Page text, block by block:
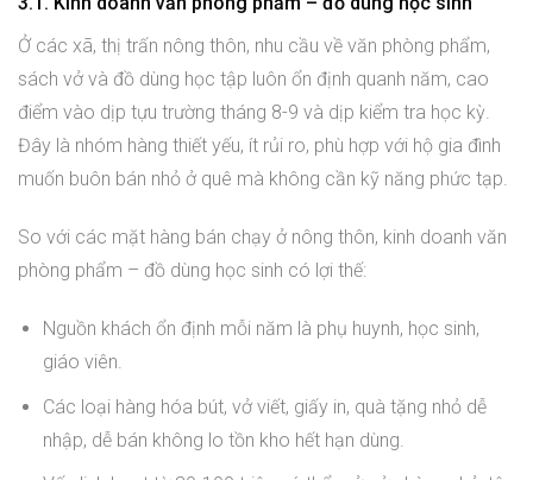
Ở các xã, thị trấn nông thôn, nhu cầu về văn phòng phẩm,
sách vở và đồ dùng học tập luôn ổn định quanh năm, cao
điểm vào dịp tựu trường tháng 8-9 và dịp kiểm tra học kỳ.
Đây là nhóm hàng thiết yếu, ít rủi ro, phù hợp với hộ gia đình
muốn buôn bán nhỏ ở quê mà không cần kỹ năng phức tạp.
So với các mặt hàng bán chạy ở nông thôn, kinh doanh văn
phòng phẩm – đồ dùng học sinh có lợi thế:
Nguồn khách ổn định mỗi năm là phụ huynh, học sinh,
giáo viên.
Các loại hàng hóa bút, vở viết, giấy in, quà tặng nhỏ dễ
nhập, dễ bán không lo tồn kho hết hạn dùng.